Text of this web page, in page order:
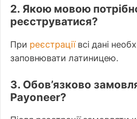
2. Якою мовою
реєструватися?
При реєстраціївсі дані
заповнювати латиницею.
3. Обов’язково
Payoneer?